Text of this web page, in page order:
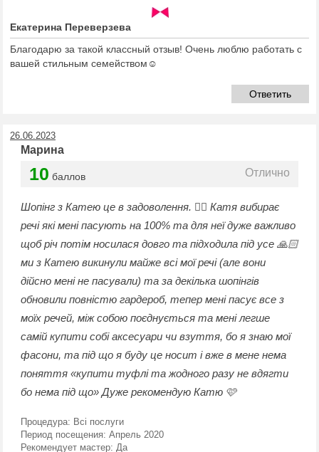
Екатерина Переверзева
Благодарю за такой классный отзыв! Очень люблю работать с
вашей стильным семейством☺️
Ответить
26.06.2023
Марина
10 баллов Отлично
Шопінг з Катею це в задоволення. 👍🏼 Катя вибирає
речі які мені пасують на 100% та для неї дуже важливо
щоб річ потім носилася довго та підходила під усе 🙏🏻
ми з Катею викинули майже всі мої речі (але вони
дійсно мені не пасували) та за декілька шопінгів
обновили повністю гардероб, тепер мені пасує все з
моїх речей, між собою поєднується та мені легше
самій купити собі аксесуари чи взуття, бо я знаю мої
фасони, та під що я буду це носит і вже в мене нема
поняття «купити туфлі та жодного разу не вдягти
бо нема під що» Дуже рекомендую Катю 🩷
Процедура: Всі послуги
Период посещения: Апрель 2020
Рекомендует мастер: Да